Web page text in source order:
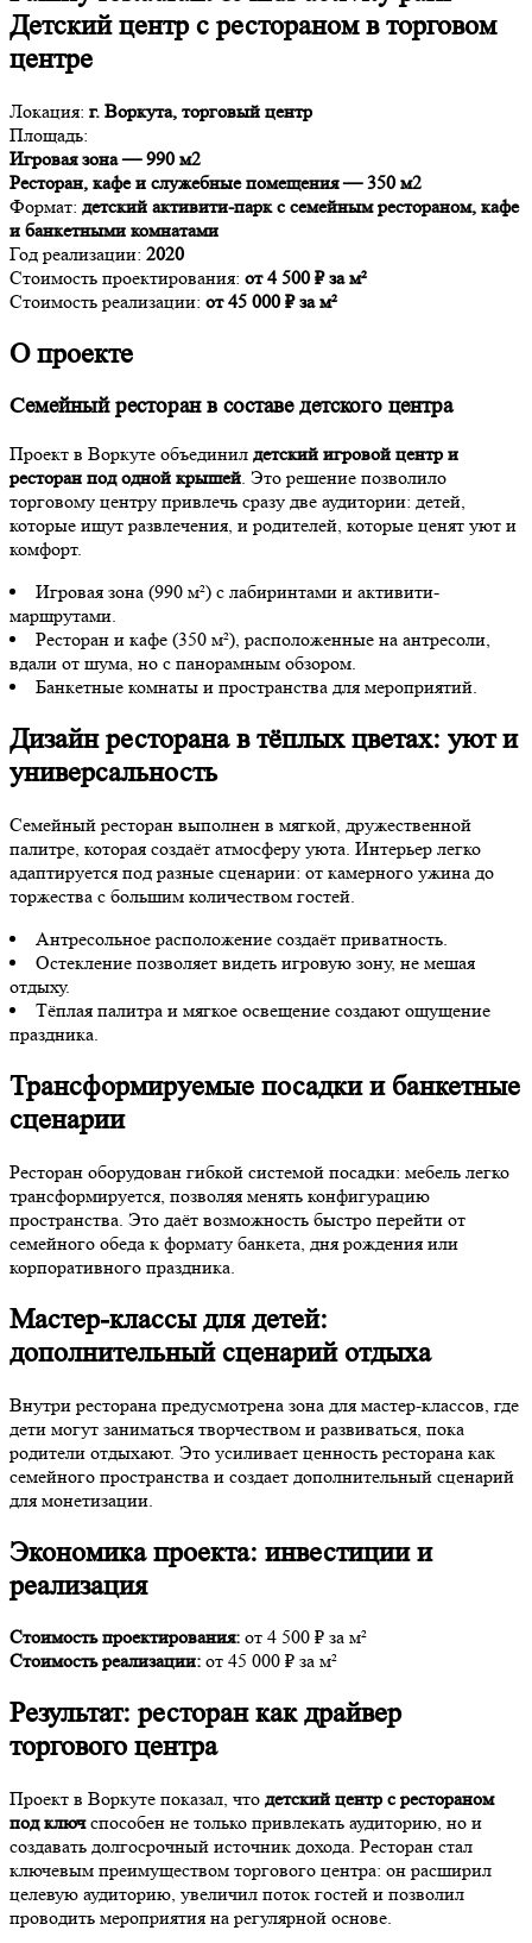
Детский центр с рестораном в торговом
центре
Локация: г. Воркута, торговый центр
Площадь:
Игровая зона — 990 м2
Ресторан, кафе и служебные помещения — 350 м2
Формат: детский активити-парк с семейным рестораном, кафе
и банкетными комнатами
Год реализации: 2020
Стоимость проектирования: от 4 500 ₽ за м²
Стоимость реализации: от 45 000 ₽ за м²
О проекте
Семейный ресторан в составе детского центра
Проект в Воркуте объединил детский игровой центр и
ресторан под одной крышей. Это решение позволило
торговому центру привлечь сразу две аудитории: детей,
которые ищут развлечения, и родителей, которые ценят уют и
комфорт.
Игровая зона (990 м²) с лабиринтами и активити-
маршрутами.
Ресторан и кафе (350 м²), расположенные на антресоли,
вдали от шума, но с панорамным обзором.
Банкетные комнаты и пространства для мероприятий.
Дизайн ресторана в тёплых цветах: уют и
универсальность
Семейный ресторан выполнен в мягкой, дружественной
палитре, которая создаёт атмосферу уюта. Интерьер легко
адаптируется под разные сценарии: от камерного ужина до
торжества с большим количеством гостей.
Антресольное расположение создаёт приватность.
Остекление позволяет видеть игровую зону, не мешая
отдыху.
Тёплая палитра и мягкое освещение создают ощущение
праздника.
Трансформируемые посадки и банкетные
сценарии
Ресторан оборудован гибкой системой посадки: мебель легко
трансформируется, позволяя менять конфигурацию
пространства. Это даёт возможность быстро перейти от
семейного обеда к формату банкета, дня рождения или
корпоративного праздника.
Мастер-классы для детей:
дополнительный сценарий отдыха
Внутри ресторана предусмотрена зона для мастер-классов, где
дети могут заниматься творчеством и развиваться, пока
родители отдыхают. Это усиливает ценность ресторана как
семейного пространства и создает дополнительный сценарий
для монетизации.
Экономика проекта: инвестиции и
реализация
Стоимость проектирования: от 4 500 ₽ за м²
Стоимость реализации: от 45 000 ₽ за м²
Результат: ресторан как драйвер
торгового центра
Проект в Воркуте показал, что детский центр с рестораном
под ключспособен не только привлекать аудиторию, но и
создавать долгосрочный источник дохода. Ресторан стал
ключевым преимуществом торгового центра: он расширил
целевую аудиторию, увеличил поток гостей и позволил
проводить мероприятия на регулярной основе.